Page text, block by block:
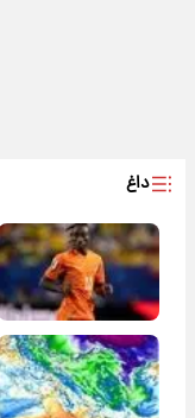
داغ